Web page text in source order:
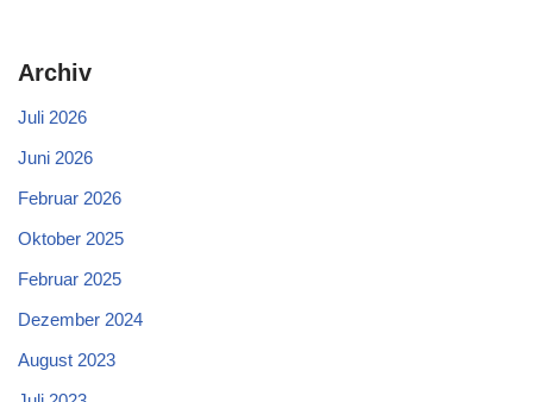
Archiv
Juli 2026
Juni 2026
Februar 2026
Oktober 2025
Februar 2025
Dezember 2024
August 2023